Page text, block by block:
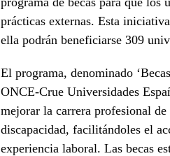
prácticas externas. Esta
ella podrán beneficiarse 309
El programa, denominado
ONCE-Crue Universidades
mejorar la carrera profesional
discapacidad, facilitándoles el
experiencia laboral. Las becas